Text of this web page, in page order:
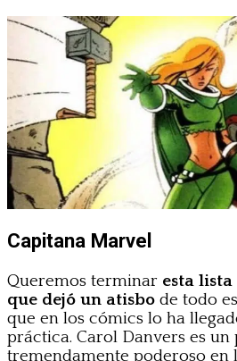
Capitana Marvel
Queremos terminar esta
que dejó un atisbo de todo
que en los cómics lo ha
práctica. Carol Danvers es un
tremendamente poderoso en